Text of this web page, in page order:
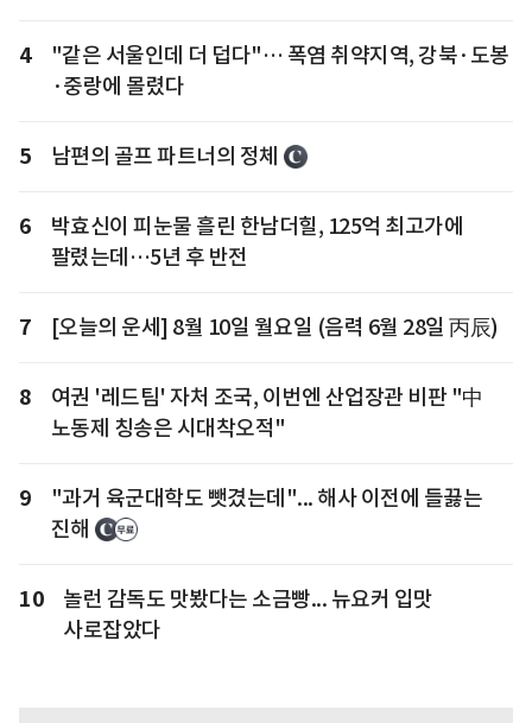
4
"같은 서울인데 더 덥다"… 폭염 취약지역, 강북·도봉
·중랑에 몰렸다
5 남편의 골프 파트너의 정체
6
박효신이 피눈물 흘린 한남더힐, 125억 최고가에
팔렸는데…5년 후 반전
7 [오늘의 운세] 8월 10일 월요일 (음력 6월 28일 丙辰)
8
여권 '레드팀' 자처 조국, 이번엔 산업장관 비판 "中
노동제 칭송은 시대착오적"
9
"과거 육군대학도 뺏겼는데"... 해사 이전에 들끓는
진해
10
놀런 감독도 맛봤다는 소금빵... 뉴요커 입맛
사로잡았다